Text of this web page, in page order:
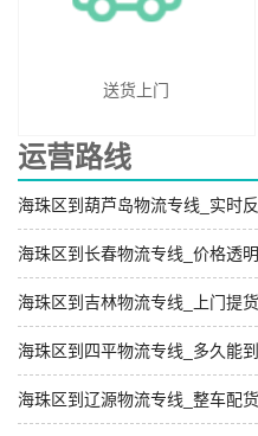
送货上门
运营路线
海珠区到葫芦岛物流专线_实时
海珠区到长春物流专线_价格透明
海珠区到吉林物流专线_上门提货
海珠区到四平物流专线_多久能到
海珠区到辽源物流专线_整车配货